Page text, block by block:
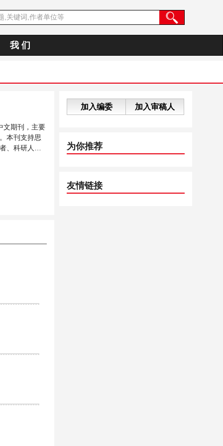
我 们
文期刊，主要
本刊支持思
、科研人员
加入编委 加入审稿人
为你推荐
友情链接